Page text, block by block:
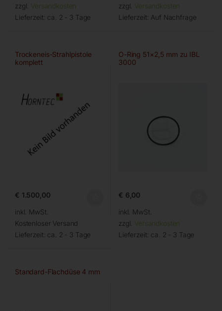
zzgl. Versandkosten
Lieferzeit: ca. 2 - 3 Tage
zzgl. Versandkosten
Lieferzeit: Auf Nachfrage
Trockeneis-Strahlpistole
komplett
€ 1.500,00
inkl. MwSt.
Kostenloser Versand
Lieferzeit: ca. 2 - 3 Tage
O-Ring 51×2,5 mm zu IBL
3000
€ 6,00
inkl. MwSt.
zzgl. Versandkosten
Lieferzeit: ca. 2 - 3 Tage
Standard-Flachdüse 4 mm